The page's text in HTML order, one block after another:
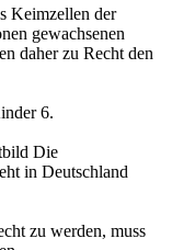
Keimzellen der
gewachsenen
daher zu Recht den
6.
Die
in Deutschland
zu werden, muss